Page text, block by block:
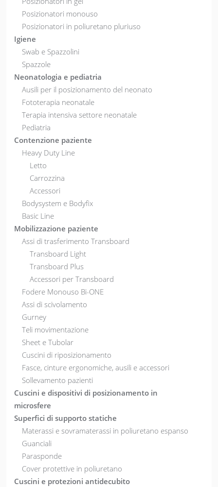
Posizionatori monouso
Posizionatori in poliuretano pluriuso
Igiene
Swab e Spazzolini
Spazzole
Neonatologia e pediatria
Ausili per il posizionamento del neonato
Fototerapia neonatale
Terapia intensiva settore neonatale
Pediatria
Contenzione paziente
Heavy Duty Line
Letto
Carrozzina
Accessori
Bodysystem e Bodyfix
Basic Line
Mobilizzazione paziente
Assi di trasferimento Transboard
Transboard Light
Transboard Plus
Accessori per Transboard
Fodere Monouso Bi-ONE
Assi di scivolamento
Gurney
Teli movimentazione
Sheet e Tubolar
Cuscini di riposizionamento
Fasce, cinture ergonomiche, ausili e accessori
Sollevamento pazienti
Cuscini e dispositivi di posizionamento in
microsfere
Superfici di supporto statiche
Materassi e sovramaterassi in poliuretano espanso
Guanciali
Parasponde
Cover protettive in poliuretano
Cuscini e protezioni antidecubito